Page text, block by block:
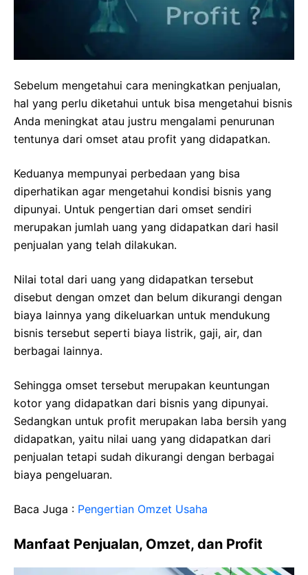
Sebelum mengetahui cara meningkatkan penjualan,
hal yang perlu diketahui untuk bisa mengetahui bisnis
Anda meningkat atau justru mengalami penurunan
tentunya dari omset atau profit yang didapatkan.
Keduanya mempunyai perbedaan yang bisa
diperhatikan agar mengetahui kondisi bisnis yang
dipunyai. Untuk pengertian dari omset sendiri
merupakan jumlah uang yang didapatkan dari hasil
penjualan yang telah dilakukan.
Nilai total dari uang yang didapatkan tersebut
disebut dengan omzet dan belum dikurangi dengan
biaya lainnya yang dikeluarkan untuk mendukung
bisnis tersebut seperti biaya listrik, gaji, air, dan
berbagai lainnya.
Sehingga omset tersebut merupakan keuntungan
kotor yang didapatkan dari bisnis yang dipunyai.
Sedangkan untuk profit merupakan laba bersih yang
didapatkan, yaitu nilai uang yang didapatkan dari
penjualan tetapi sudah dikurangi dengan berbagai
biaya pengeluaran.
Baca Juga : Pengertian Omzet Usaha
Manfaat Penjualan, Omzet, dan Profit